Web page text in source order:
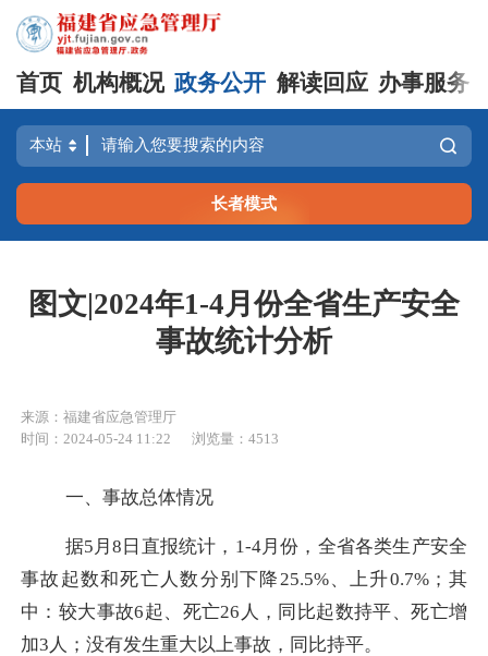
首页 机构概况 政务公开 解读回应 办事服务
长者模式
图文|2024年1-4月份全省生产安全
事故统计分析
来源：福建省应急管理厅
时间：2024-05-24 11:22
浏览量：4513
一、事故总体情况
据5月8日直报统计，1-4月份，全省各类生产安全
事故起数和死亡人数分别下降25.5%、上升0.7%；其
中：较大事故6起、死亡26人，同比起数持平、死亡增
加3人；没有发生重大以上事故，同比持平。